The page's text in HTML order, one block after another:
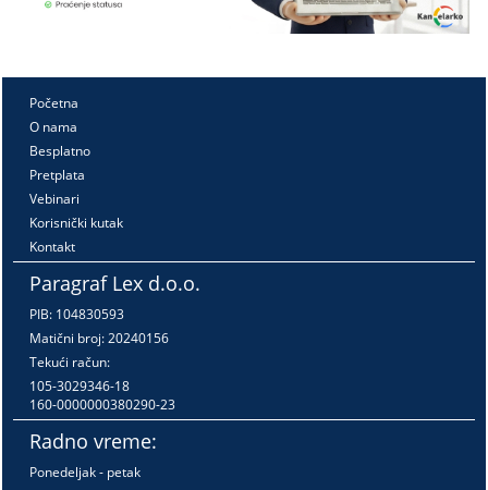
Početna
O nama
Besplatno
Pretplata
Vebinari
Korisnički kutak
Kontakt
Paragraf Lex d.o.o.
PIB: 104830593
Matični broj: 20240156
Tekući račun:
105-3029346-18
160-0000000380290-23
Radno vreme:
Ponedeljak - petak